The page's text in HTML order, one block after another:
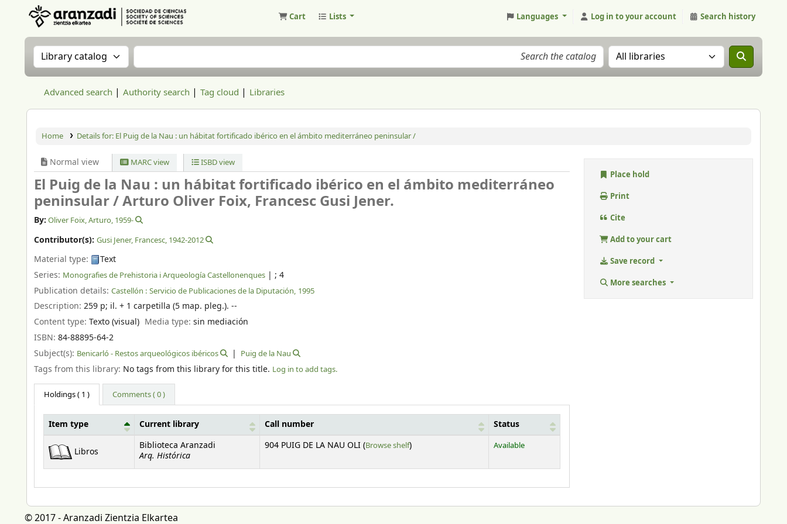
Cart Lists Languages Log in to your account Search history
Search the catalog by:Search the catalog Search the catalog in:
Advanced search Authority search Tag cloud Libraries
Home Details for: El Puig de la Nau : un hábitat fortificado ibérico en el ámbito mediterráneo peninsular /
Normal view MARC view ISBD view
El Puig de la Nau : un hábitat fortificado ibérico en el ámbito mediterráneo
peninsular /Arturo Oliver Foix, Francesc Gusi Jener.
By: Oliver Foix, Arturo, 1959-
Contributor(s): Gusi Jener, Francesc, 1942-2012
Material type:
Text
Series: Monografies de Prehistoria i Arqueología Castellonenques | ; 4
Publication details: Castellón : Servicio de Publicaciones de la Diputación, 1995
Description: 259 p; il. + 1 carpetilla (5 map. pleg.). --
Content type: Texto (visual) Media type:sin mediación
ISBN: 84-88895-64-2
Subject(s): Benicarló - Restos arqueológicos ibéricos Puig de la Nau
Tags from this library: No tags from this library for this title. Log in to add tags.
Holdings( 1 ) Comments ( 0 )
Item type Current library Call number Status
Libros
Biblioteca Aranzadi
Arq. Histórica
904 PUIG DE LA NAU OLI (Browse shelf(Opens below)
) Available
Place hold
Print
Cite
Add to your cart
Save record
More searches
© 2017 - Aranzadi Zientzia Elkartea